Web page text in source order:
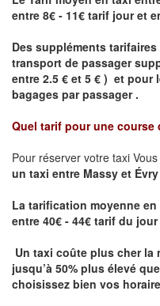
entre 8€ - 11€ tarif jour et
Des suppléments
transport de passager
entre 2.5 € et 5 € ) et pour
bagages par passager .
Quel tarif pour une course
Pour réserver votre taxi
un taxi entre Massy et
La tarification moyenne
entre 40€ - 44€ tarif du
Un taxi coûte plus cher
jusqu’à 50% plus élevé
choisissez bien vos